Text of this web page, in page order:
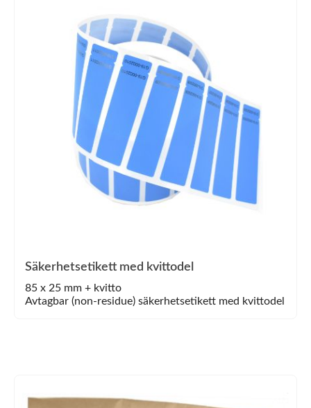
Säkerhetsetikett med kvittodel
85 x 25 mm + kvitto
Avtagbar (non-residue) säkerhetsetikett med kvittodel